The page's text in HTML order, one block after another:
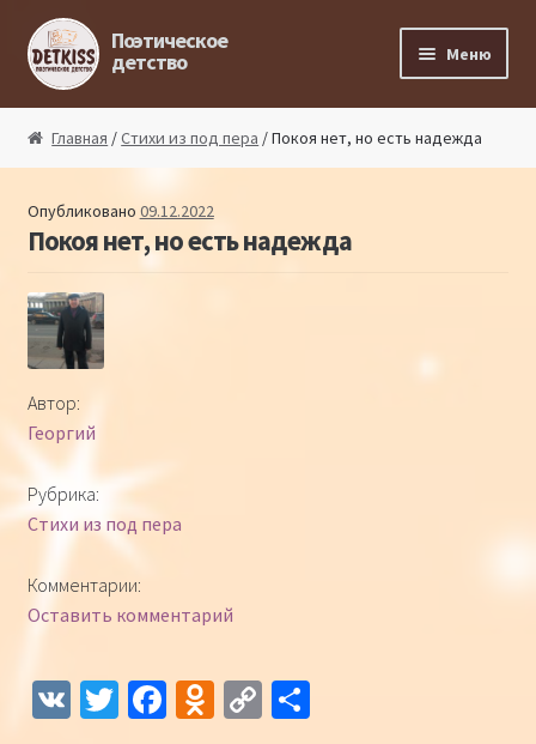
Перейти к навигации
Перейти к содержимому
Поэтическое
детство Меню
Поэтический ликбез
Поэтический блог
Детская философия
Конкурсы
Интернет-конкурс чтецов «Созвучие 2018»
Наши участники и победители
Главная /Стихи из под пера / Покоя нет, но есть надежда
Опубликовано 09.12.2022
Покоя нет, но есть надежда
Автор:
Георгий
Рубрика:
Стихи из под пера
Комментарии:
Оставить комментарий
V T Fa O C О